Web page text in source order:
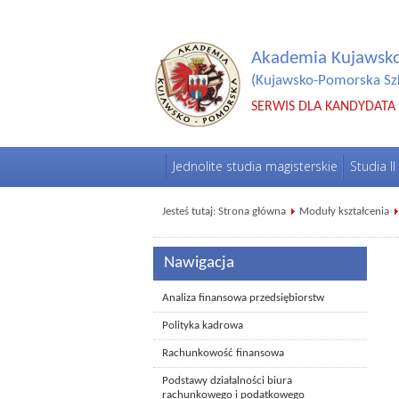
Akademia
(Kujawsko-Pomorska
SERWIS DLA KANDYDATA
Jednolite studia magisterskie Studia
Jesteś tutaj: Strona główna Moduły kształcenia
Nawigacja
Analiza finansowa przedsiębiorstw
Polityka kadrowa
Rachunkowość finansowa
Podstawy działalności biura
rachunkowego i podatkowego